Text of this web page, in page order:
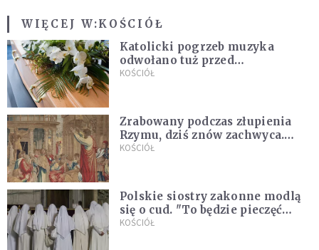
WIĘCEJ W:KOŚCIÓŁ
Katolicki pogrzeb muzyka
odwołano tuż przed
uroczystością. Powodem była
KOŚCIÓŁ
Zrabowany podczas złupienia
Rzymu, dziś znów zachwyca.
Wyjątkowy arras w Castel
KOŚCIÓŁ
Polskie siostry zakonne modlą
się o cud. "To będzie pieczęć
Pana Boga dla naszej wiary"
KOŚCIÓŁ